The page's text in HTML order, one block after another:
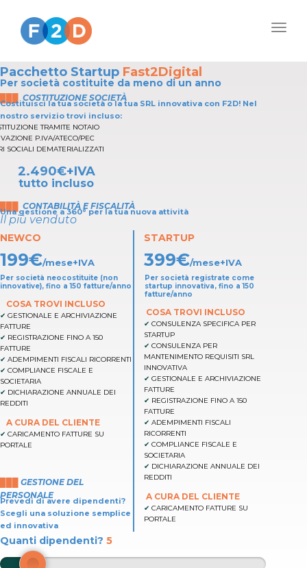
Pacchetto Startup Fast2Digital
Per società costituite da meno di un anno
COSTITUZIONE SOCIETÀ
Costituisci la tua società o la tua SRL innovativa con F2D! Nel
nostro servizio trovi incluso:
TRAMITE NOTAIO
P.IVA/ATECO/PEC
SOCIALI DEMATERIALIZZATI
2.490€+IVA
tutto incluso
CONTABILITÀ E FISCALITÀ
Una gestione a 360° per la tua nuova attività
Il più venduto
NEWCO
199€/mese+IVA
Per società neocostituite (non
innovative), fino a 150 fatture/anno
COSA TROVI INCLUSO
GESTIONALE E ARCHIVIAZIONE
FATTURE
REGISTRAZIONE FINO A 150
FATTURE
ADEMPIMENTI FISCALI RICORRENTI
COMPLIANCE FISCALE E
SOCIETARIA
DICHIARAZIONE ANNUALE DEI
REDDITI
A CURA DEL CLIENTE
CARICAMENTO FATTURE SU
PORTALE
STARTUP
399€/mese+IVA
Per società registrate come
startup innovativa, fino a 150
fatture/anno
COSA TROVI INCLUSO
CONSULENZA SPECIFICA PER
STARTUP
CONSULENZA PER
MANTENIMENTO REQUISITI SRL
INNOVATIVA
GESTIONALE E ARCHIVIAZIONE
FATTURE
REGISTRAZIONE FINO A 150
FATTURE
ADEMPIMENTI FISCALI
RICORRENTI
COMPLIANCE FISCALE E
SOCIETARIA
DICHIARAZIONE ANNUALE DEI
REDDITI
A CURA DEL CLIENTE
CARICAMENTO FATTURE SU
PORTALE
innovativa
GESTIONE DEL
PERSONALE
Prevedi di avere dipendenti?
Scegli una soluzione semplice
ed innovativa
Quanti dipendenti? 5